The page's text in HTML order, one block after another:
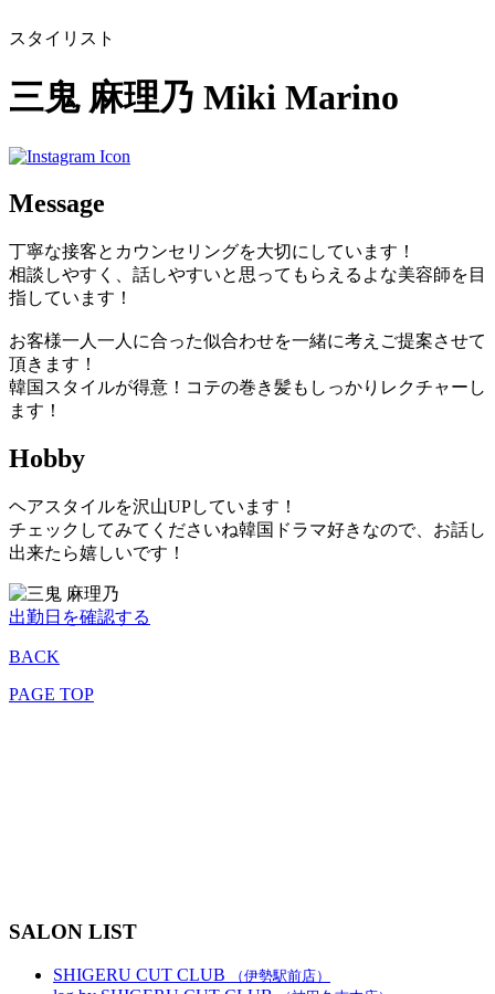
スタイリスト
三鬼 麻理乃 Miki Marino
Message
丁寧な接客とカウンセリングを大切にしています！
相談しやすく、話しやすいと思ってもらえるよな美容師を目
指しています！
お客様一人一人に合った似合わせを一緒に考えご提案させて
頂きます！
韓国スタイルが得意！コテの巻き髪もしっかりレクチャーし
ます！
Hobby
ヘアスタイルを沢山UPしています！
チェックしてみてくださいね韓国ドラマ好きなので、お話し
出来たら嬉しいです！
出勤日を確認する
BACK
PAGE TOP
SALON LIST
SHIGERU CUT CLUB （伊勢駅前店）